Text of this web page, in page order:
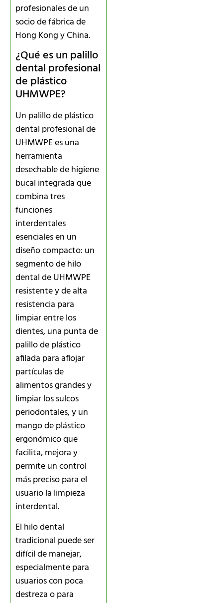
profesionales de un
socio de fábrica de
Hong Kong y China.
¿Qué es un palillo
dental profesional
de plástico
UHMWPE?
Un palillo de plástico
dental profesional de
UHMWPE es una
herramienta
desechable de higiene
bucal integrada que
combina tres
funciones
interdentales
esenciales en un
diseño compacto: un
segmento de hilo
dental de UHMWPE
resistente y de alta
resistencia para
limpiar entre los
dientes, una punta de
palillo de plástico
afilada para aflojar
partículas de
alimentos grandes y
limpiar los sulcos
periodontales, y un
mango de plástico
ergonómico que
facilita, mejora y
permite un control
más preciso para el
usuario la limpieza
interdental.
El hilo dental
tradicional puede ser
difícil de manejar,
especialmente para
usuarios con poca
destreza o para